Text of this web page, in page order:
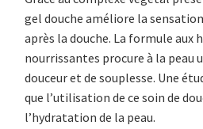
gel douche améliore la
après la douche. La formule aux
nourrissantes procure à la peau
douceur et de souplesse. Une
que lʼutilisation de ce soin de
lʼhydratation de la peau.